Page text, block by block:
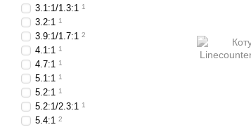
3.1:1/1.3:1 1
3.2:1 1
3.9:1/1.7:1 2
4.1:1 1
4.7:1 1
5.1:1 1
5.2:1 1
5.2:1/2.3:1 1
5.4:1 2